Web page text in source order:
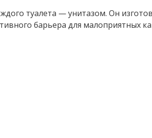
туалета — унитазом. Он
барьера для малоприятных